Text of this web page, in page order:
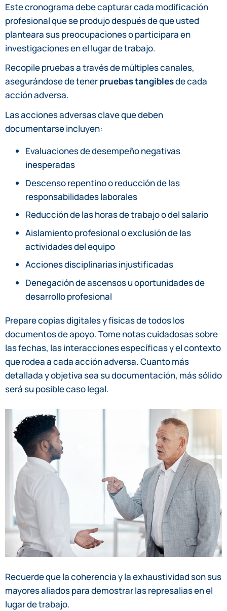
Este cronograma debe capturar cada modificación
profesional que se produjo después de que usted
planteara sus preocupaciones o participara en
investigaciones en el lugar de trabajo.
Recopile pruebas a través de múltiples canales,
asegurándose de tenerpruebas tangiblesde cada
acción adversa.
Las acciones adversas clave que deben
documentarse incluyen:
Evaluaciones de desempeño negativas
inesperadas
Descenso repentino o reducción de las
responsabilidades laborales
Reducción de las horas de trabajo o del salario
Aislamiento profesional o exclusión de las
actividades del equipo
Acciones disciplinarias injustificadas
Denegación de ascensos u oportunidades de
desarrollo profesional
Prepare copias digitales y físicas de todos los
documentos de apoyo. Tome notas cuidadosas sobre
las fechas, las interacciones específicas y el contexto
que rodea a cada acción adversa. Cuanto más
detallada y objetiva sea su documentación, más sólido
será su posible caso legal.
Recuerde que la coherencia y la exhaustividad son sus
mayores aliados para demostrar las represalias en el
lugar de trabajo.